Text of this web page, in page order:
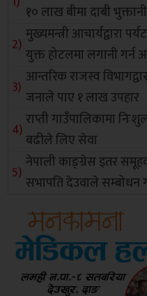
१० लाख बीमा दाबी भुक्तानी
मुख्यमन्त्री आचार्यद्वारा
युक्त होटलमा लगानी गर्न
आन्तरिक राजस्व
जनाले पाए १ लाख उपहार
राप्ती गाउँपालिकामा
बढीले लिए सेवा
नेपाली काङ्ग्रेस इतर
सभापति देउवाले सम्बोधन